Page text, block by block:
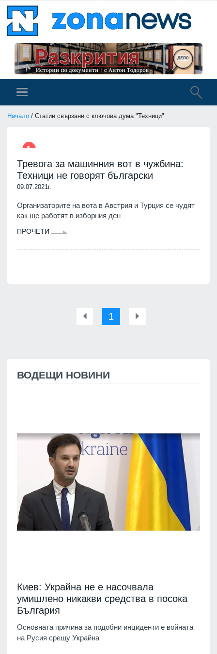
Начало / Статии свързани с ключова дума "Техници"
Тревога за машинния вот в чужбина:
Техници не говорят български
09.07.2021г.
Организаторите на вота в Австрия и Турция се чудят
как ще работят в изборния ден
ПРОЧЕТИ
1
ВОДЕЩИ НОВИНИ
Киев: Украйна не е насочвала
умишлено никакви средства в посока
България
Основната причина за подобни инциденти е войната
на Русия срещу Украйна